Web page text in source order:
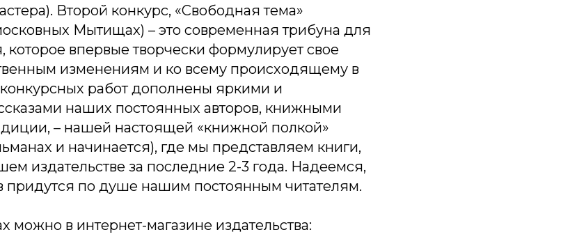
Второй конкурс, «Свободная тема»
Мытищах) – это современная трибуна для
которое впервые творчески формулирует свое
изменениям и ко всему происходящему в
работ дополнены яркими и
наших постоянных авторов, книжными
– нашей настоящей «книжной полкой»
и начинается), где мы представляем книги,
издательстве за последние 2-3 года. Надеемся,
придутся по душе нашим постоянным читателям.
можно в интернет-магазине издательства: